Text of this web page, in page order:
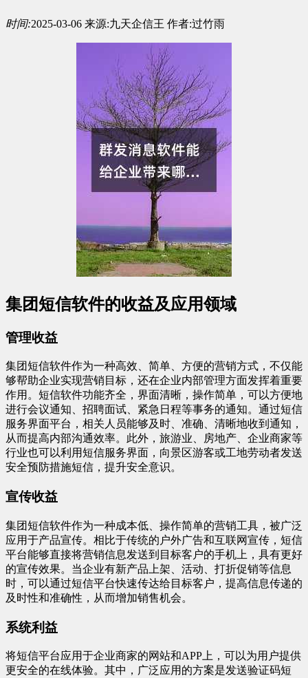
时间:2025-03-06 来源:九天企信王 作者:过竹雨
集团短信软件的收益及应用领域
管理收益
集团短信软件作为一种高效、简单、方便的营销方式，不仅能
够帮助企业实现营销目标，还在企业内部管理方面发挥着重要
作用。短信软件功能齐全，界面清晰，操作简单，可以方便地
进行会议通知、招聘面试、紧急日程等事务的通知。通过短信
服务界面平台，相关人员能够及时、准确、清晰地收到通知，
从而提高内部沟通效率。此外，旅游业、房地产、企业商家等
行业也可以利用短信服务界面，向景区游客或工地劳动者发送
安全预防措施短信，提升安全意识。
宣传收益
集团短信软件作为一种成本低、操作简单的营销工具，被广泛
应用于产品宣传。相比于传统的户外广告和互联网宣传，短信
平台能够直接将营销信息发送到目标客户的手机上，具有更好
的宣传效果。当企业有新产品上架、活动、打折促销等信息
时，可以通过短信平台快速传达给目标客户，提高信息传递的
及时性和准确性，从而增加销售机会。
系统利益
将短信平台应用于企业商家的网站和APP上，可以为用户提供
更安全的在线体验。其中，广泛应用的方案是发送验证码短